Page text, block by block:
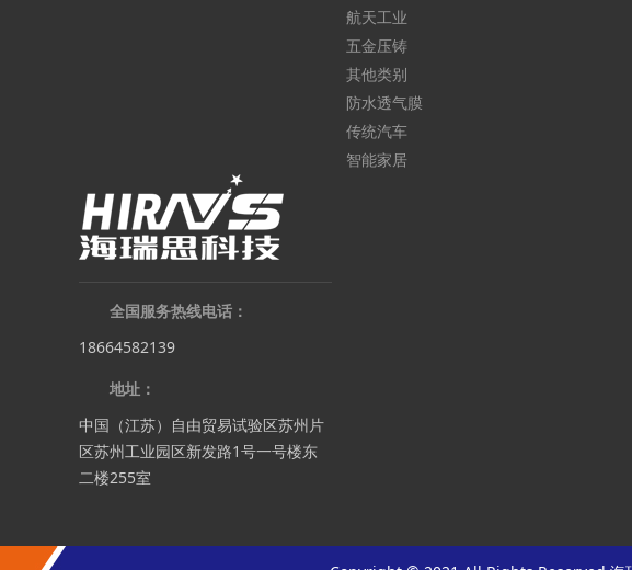
航天工业
五金压铸
其他类别
防水透气膜
传统汽车
智能家居
全国服务热线电话：
18664582139
地址：
中国（江苏）自由贸易试验区苏州片
区苏州工业园区新发路1号一号楼东
二楼255室